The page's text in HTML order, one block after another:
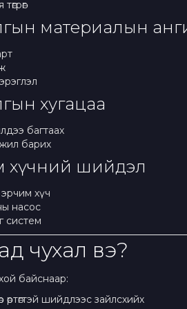
материалын
хугацаа
багтаах
барих
хүчний шийдэл
хүч
насос
систем
чухал вэ?
байснаар:
өртөгтэй шийдлээс зайлсхийх